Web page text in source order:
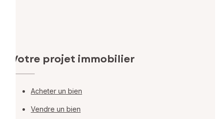
Votre projet immobilier
Acheter un bien
Vendre un bien